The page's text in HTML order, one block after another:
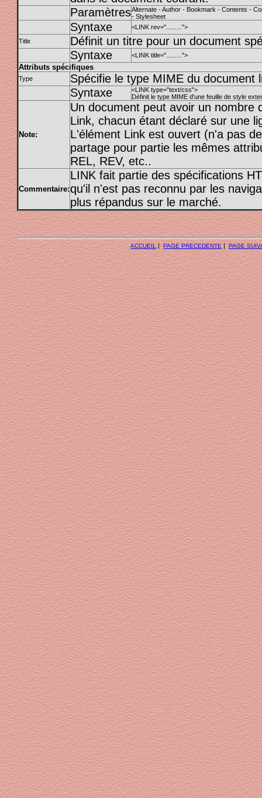
ParamètresAlternate - Author - Bookmark - Contents -
- Stylesheet
Syntaxe
<LINK rev=".........">
Title
Définit un titre pour un document
Syntaxe
<LINK title=".........">
Attributs spécifiques
Type
Spécifie le type MIME du document
Syntaxe
<LINK type="text/css">
Définit le type MIME d'une feuille de style
Note:
Un document peut avoir un nombre
Link, chacun étant déclaré sur une
L'élément Link est ouvert (n'a pas
partage pour partie les mêmes
REL, REV, etc..
Commentaire:
LINK fait partie des spécifications
qu'il n'est pas reconnu par les
plus répandus sur le marché.
ACCUEIL|PAGE PRECEDENTE|PAGE